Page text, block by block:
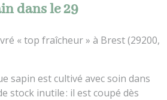
dans le 29
« top fraîcheur » à Brest (29200,
sapin est cultivé avec soin dans
stock inutile : il est coupé dès